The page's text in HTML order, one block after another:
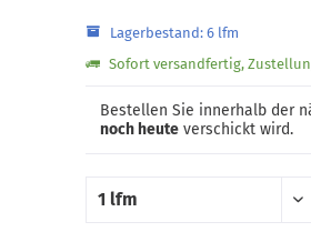
Lagerbestand: 6 lfm
Sofort versandfertig,
Bestellen Sie innerhalb der
noch heuteverschickt wird.